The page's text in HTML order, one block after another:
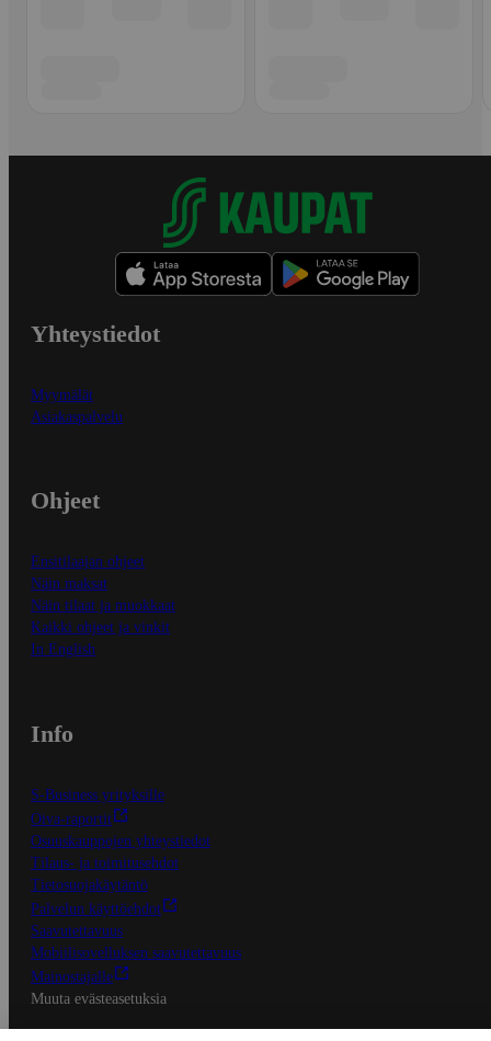
Yhteystiedot
Myymälät
Asiakaspalvelu
Ohjeet
Ensitilaajan ohjeet
Näin maksat
Näin tilaat ja muokkaat
Kaikki ohjeet ja vinkit
In English
Info
S-Business yrityksille
Oiva-raportit
Osuuskauppojen yhteystiedot
Tilaus- ja toimitusehdot
Tietosuojakäytäntö
Palvelun käyttöehdot
Saavutettavuus
Mobiilisovelluksen saavutettavuus
Mainostajalle
Muuta evästeasetuksia